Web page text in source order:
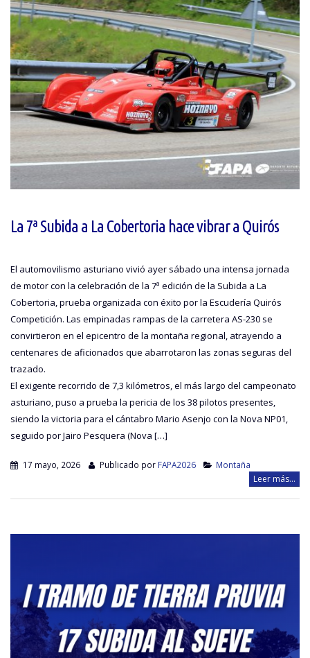
La 7ª Subida a La Cobertoria hace vibrar a Quirós
El automovilismo asturiano vivió ayer sábado una intensa jornada
de motor con la celebración de la 7ª edición de la Subida a La
Cobertoria, prueba organizada con éxito por la Escudería Quirós
Competición. Las empinadas rampas de la carretera AS-230 se
convirtieron en el epicentro de la montaña regional, atrayendo a
centenares de aficionados que abarrotaron las zonas seguras del
trazado.
El exigente recorrido de 7,3 kilómetros, el más largo del campeonato
asturiano, puso a prueba la pericia de los 38 pilotos presentes,
siendo la victoria para el cántabro Mario Asenjo con la Nova NP01,
seguido por Jairo Pesquera (Nova […]
17 mayo, 2026 Publicado por FAPA2026 Montaña
Leer más...